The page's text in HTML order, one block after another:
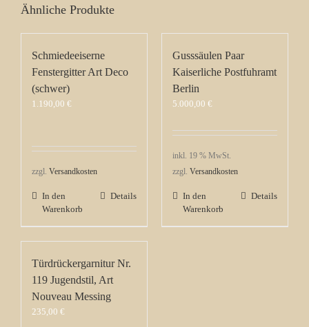
Ähnliche Produkte
Schmiedeeiserne
Fenstergitter Art Deco
(schwer)
1.190,00 €
zzgl. Versandkosten
In den
Warenkorb
Details
Gusssäulen Paar
Kaiserliche Postfuhramt
Berlin
5.000,00 €
inkl. 19 % MwSt.
zzgl. Versandkosten
In den
Warenkorb
Details
Türdrückergarnitur Nr.
119 Jugendstil, Art
Nouveau Messing
235,00 €